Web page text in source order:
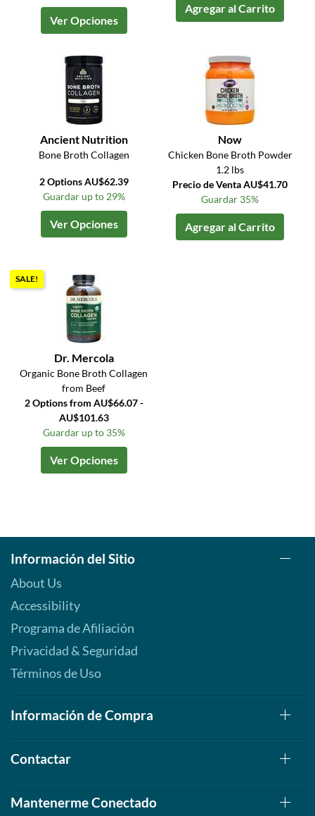
Ver Opciones
Agregar al Carrito
Ancient Nutrition
Bone Broth Collagen
2 Options AU$62.39
Guardar up to 29%
Ver Opciones
Now
Chicken Bone Broth Powder
1.2 lbs
Precio de Venta AU$41.70
Guardar 35%
Agregar al Carrito
SALE!
Dr. Mercola
Organic Bone Broth Collagen
from Beef
2 Options from AU$66.07 -
AU$101.63
Guardar up to 35%
Ver Opciones
Información del Sitio
About Us
Accessibility
Programa de Afiliación
Privacidad & Seguridad
Términos de Uso
Información de Compra
Contactar
Mantenerme Conectado